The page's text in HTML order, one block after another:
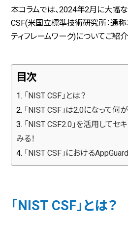
本コラムでは、2024年2月に大幅
CSF(米国立標準技術研究所：通称
ティフレームワーク)についてご紹介
目次
「NIST CSF」とは？
「NIST CSF」は2.0になって何
「NIST CSF2.0」を活用してセ
みる！
「NIST CSF」における
「NIST CSF」とは？